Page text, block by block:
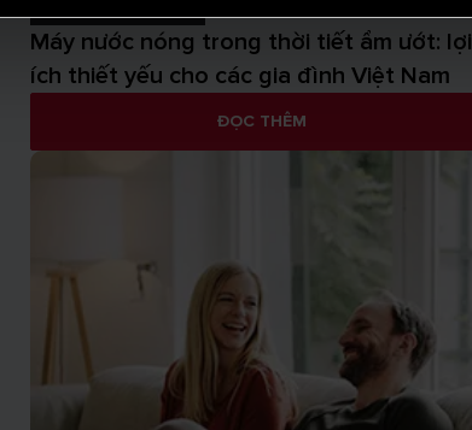
Máy nước nóng trong thời tiết ẩm ướt: lợi
ích thiết yếu cho các gia đình Việt Nam
ĐỌC THÊM